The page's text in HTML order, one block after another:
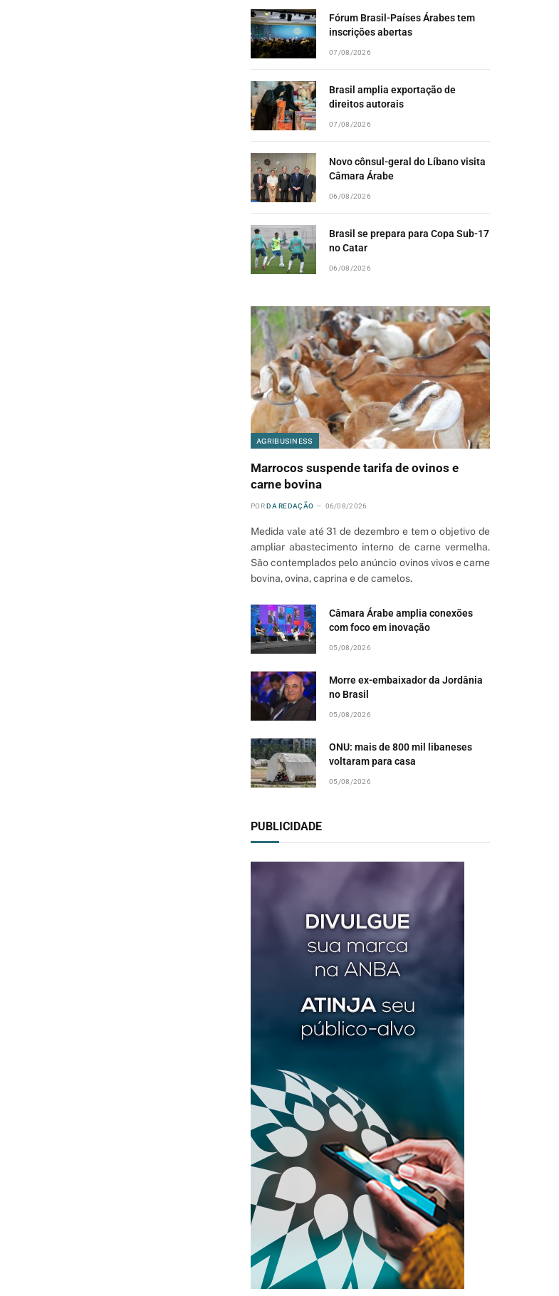
Fórum Brasil-Países Árabes tem
inscrições abertas
07/08/2026
Brasil amplia exportação de
direitos autorais
07/08/2026
Novo cônsul-geral do Líbano visita
Câmara Árabe
06/08/2026
Brasil se prepara para Copa Sub-17
no Catar
06/08/2026
AGRIBUSINESS
Marrocos suspende tarifa de ovinos e
carne bovina
POR DA REDAÇÃO 06/08/2026
Medida vale até 31 de dezembro e tem o objetivo de
ampliar abastecimento interno de carne vermelha.
São contemplados pelo anúncio ovinos vivos e carne
bovina, ovina, caprina e de camelos.
Câmara Árabe amplia conexões
com foco em inovação
05/08/2026
Morre ex-embaixador da Jordânia
no Brasil
05/08/2026
ONU: mais de 800 mil libaneses
voltaram para casa
05/08/2026
PUBLICIDADE